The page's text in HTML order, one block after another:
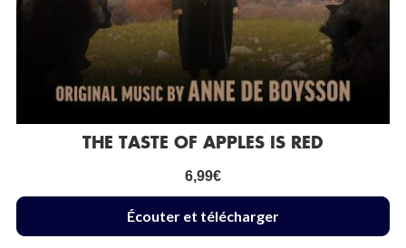
THE TASTE OF APPLES IS RED
6,99€
Écouter et télécharger